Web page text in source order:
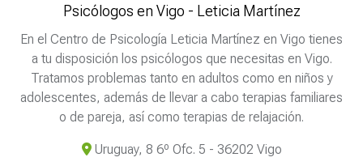
Psicólogos en Vigo - Leticia Martínez
En el Centro de Psicología Leticia Martínez en Vigo tienes
a tu disposición los psicólogos que necesitas en Vigo.
Tratamos problemas tanto en adultos como en niños y
adolescentes, además de llevar a cabo terapias familiares
o de pareja, así como terapias de relajación.
Uruguay, 8 6º Ofc. 5 - 36202 Vigo